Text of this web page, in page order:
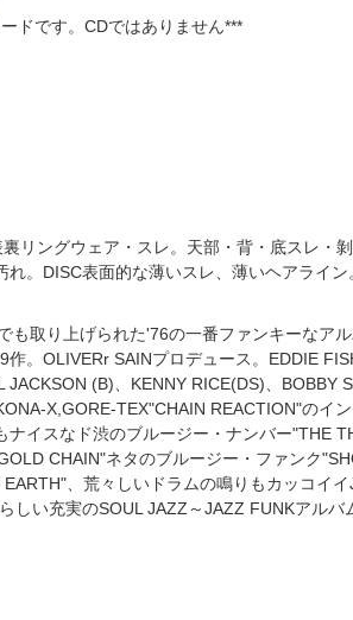
ドです。CDではありません***
リングウェア・スレ。天部・背・底スレ・
。DISC表面的な薄いスレ、薄いヘアライン
も取り上げられた'76の一番ファンキーなア
作。OLIVERr SAINプロデュース。EDDIE
JACKSON (B)、KENNY RICE(DS)、BOBBY
X,GORE-TEX"CHAIN REACTION"のイ
ナイスなド渋のブルージー・ナンバー"THE
CHAIN"ネタのブルージー・ファンク
、荒々しいドラムの鳴りもカッコイ
しい充実のSOUL JAZZ～JAZZ FUNKアルバ